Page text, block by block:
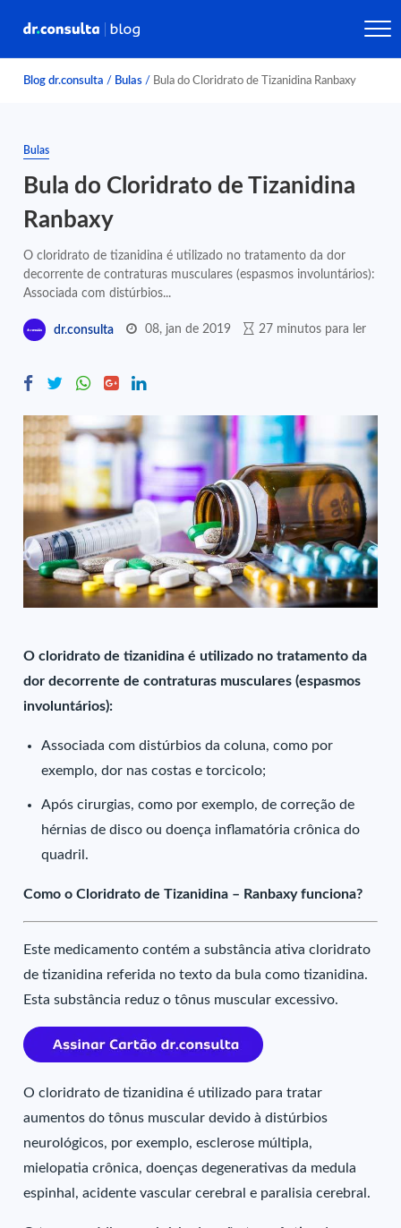
Blog dr.consulta / Bulas / Bula do Cloridrato de Tizanidina Ranbaxy
Bulas
Bula do Cloridrato de Tizanidina
Ranbaxy
O cloridrato de tizanidina é utilizado no tratamento da dor
decorrente de contraturas musculares (espasmos involuntários):
Associada com distúrbios...
dr.consulta 08, jan de 2019 27 minutos para ler
O cloridrato de tizanidina é utilizado no tratamento da
dor decorrente de contraturas musculares (espasmos
involuntários):
Associada com distúrbios da coluna, como por
exemplo, dor nas costas e torcicolo;
Após cirurgias, como por exemplo, de correção de
hérnias de disco ou doença inflamatória crônica do
quadril.
Como o Cloridrato de Tizanidina – Ranbaxy funciona?
Este medicamento contém a substância ativa cloridrato
de tizanidina referida no texto da bula como tizanidina.
Esta substância reduz o tônus muscular excessivo.
O cloridrato de tizanidina é utilizado para tratar
aumentos do tônus muscular devido à distúrbios
neurológicos, por exemplo, esclerose múltipla,
mielopatia crônica, doenças degenerativas da medula
espinhal, acidente vascular cerebral e paralisia cerebral.